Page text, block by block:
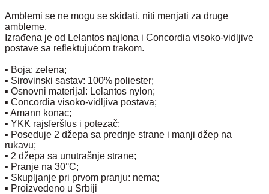
Amblemi se ne mogu se skidati, niti menjati za druge
ambleme.
Izrađena je od Lelantos najlona i Concordia visoko-vidljive
postave sa reflektujućom trakom.
▪️ Boja: zelena;
▪️ Sirovinski sastav: 100% poliester;
▪️ Osnovni materijal: Lelantos nylon;
▪️ Concordia visoko-vidljiva postava;
▪️ Amann konac;
▪️ YKK rajsferšlus i potezač;
▪️ Poseduje 2 džepa sa prednje strane i manji džep na
rukavu;
▪️ 2 džepa sa unutrašnje strane;
▪️ Pranje na 30°C;
▪️ Skupljanje pri prvom pranju: nema;
▪️ Proizvedeno u Srbiji